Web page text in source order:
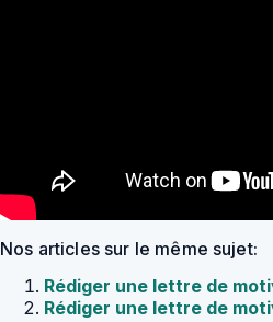
Nos articles sur le même sujet:
Rédiger une lettre de
Rédiger une lettre de